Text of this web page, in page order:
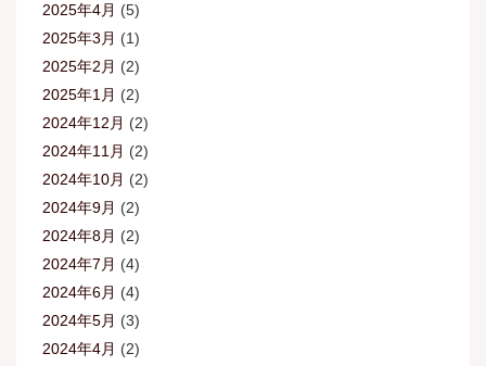
2025年4月 (5)
2025年3月 (1)
2025年2月 (2)
2025年1月 (2)
2024年12月 (2)
2024年11月 (2)
2024年10月 (2)
2024年9月 (2)
2024年8月 (2)
2024年7月 (4)
2024年6月 (4)
2024年5月 (3)
2024年4月 (2)